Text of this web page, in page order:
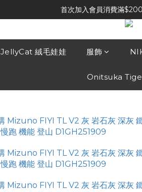
首次加入會員消費滿
JellyCat 絨毛娃娃 服飾
Onitsuka